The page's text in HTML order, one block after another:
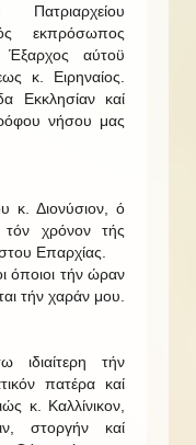
Πατριαρχείου
εκπρόσωπος
Έξαρχος αύτοϋ
κ. Ειρηναίος.
Εκκλησίαν καί
νήσου μας
κ. Διονύσιον, ό
τόν χρόνον τής
Επαρχίας.
όποιοι τήν ώραν
τήν χαράν μου.
τήν
πατέρα καί
κ. Καλλίνικον,
στοργήν καί